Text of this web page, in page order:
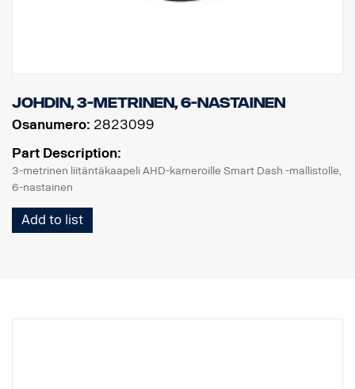
johdin, 3-metrinen, 6-nastainen
Osanumero: 2823099
Part Description:
3-metrinen liitäntäkaapeli AHD-kameroille Smart Dash -mallistolle,
6-nastainen
Add to list